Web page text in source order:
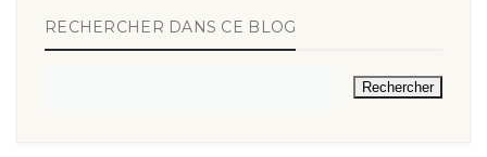
RECHERCHER DANS CE BLOG